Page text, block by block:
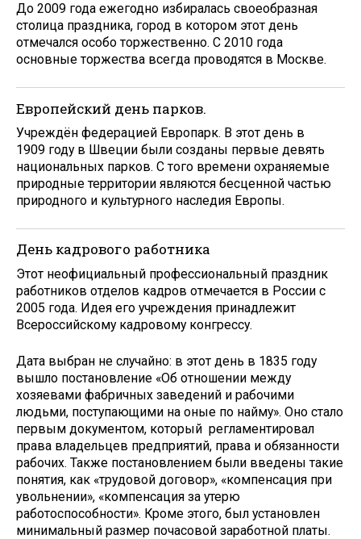
До 2009 года ежегодно избиралась своеобразная
столица праздника, город в котором этот день
отмечался особо торжественно. С 2010 года
основные торжества всегда проводятся в Москве.
Европейский день парков.
Учреждён федерацией Европарк. В этот день в
1909 году в Швеции были созданы первые девять
национальных парков. С того времени охраняемые
природные территории являются бесценной частью
природного и культурного наследия Европы.
День кадрового работника
Этот неофициальный профессиональный праздник
работников отделов кадров отмечается в России с
2005 года. Идея его учреждения принадлежит
Всероссийскому кадровому конгрессу.
Дата выбран не случайно: в этот день в 1835 году
вышло постановление «Об отношении между
хозяевами фабричных заведений и рабочими
людьми, поступающими на оные по найму». Оно стало
первым документом, который регламентировал
права владельцев предприятий, права и обязанности
рабочих. Также постановлением были введены такие
понятия, как «трудовой договор», «компенсация при
увольнении», «компенсация за утерю
работоспособности». Кроме этого, был установлен
минимальный размер почасовой заработной платы.